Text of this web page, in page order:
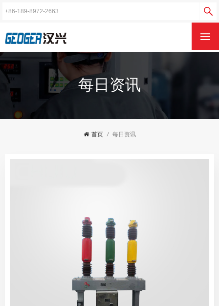
每日资讯
首页 / 每日资讯